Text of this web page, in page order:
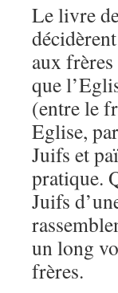
Le livre
aux
que
(entre le
Eglise,
Juifs et
pratique.
Juifs
un long
frères.